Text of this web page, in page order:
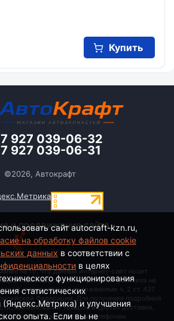
Купить
927 039-06-32
927 039-06-31
©2026, Автокрафт
и продвижение сайта -
на то, что данный интернет-сайт носит
характер и ни при каких условиях не
определяемой положениями ч. 2 ст. 437
Федерации. Для получения подробной
наименовании товаров и сроках доставки,
по контактным телефонам.
сайт autocraft-kzn.ru,
на обработку файлов cookie
данных в соответствии с
в целях
функционирования
статистических
(Яндекс.Метрика) и улучшения
опыта. Если вы не